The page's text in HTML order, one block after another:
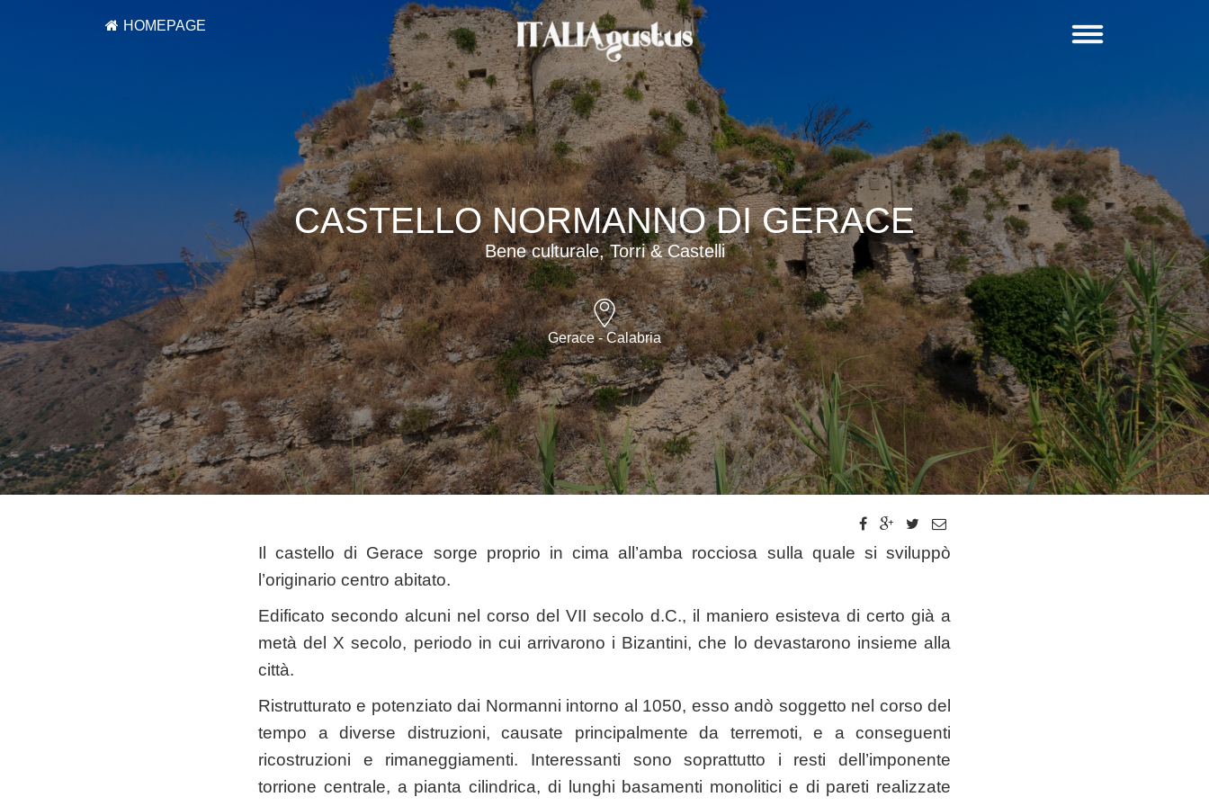
HOMEPAGE
CASTELLO NORMANNO DI GERACE
Bene culturale, Torri & Castelli
Gerace - Calabria
Il castello di Gerace sorge proprio in cima all’amba rocciosa sulla quale si sviluppò
l’originario centro abitato.
Edificato secondo alcuni nel corso del VII secolo d.C., il maniero esisteva di certo già a
metà del X secolo, periodo in cui arrivarono i Bizantini, che lo devastarono insieme alla
città.
Ristrutturato e potenziato dai Normanni intorno al 1050, esso andò soggetto nel corso del
tempo a diverse distruzioni, causate principalmente da terremoti, e a conseguenti
ricostruzioni e rimaneggiamenti. Interessanti sono soprattutto i resti dell’imponente
torrione centrale, a pianta cilindrica, di lunghi basamenti monolitici e di pareti realizzate